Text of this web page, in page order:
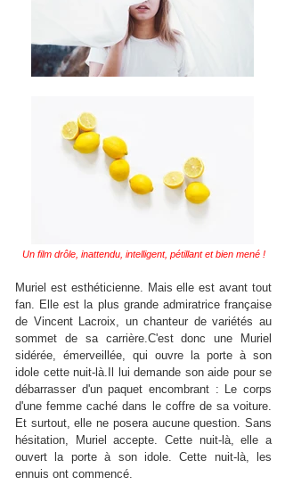
Un film drôle, inattendu, intelligent, pétillant et bien mené !
Muriel est esthéticienne. Mais elle est avant tout
fan. Elle est la plus grande admiratrice française
de Vincent Lacroix, un chanteur de variétés au
sommet de sa carrière.C'est donc une Muriel
sidérée, émerveillée, qui ouvre la porte à son
idole cette nuit-là.Il lui demande son aide pour se
débarrasser d'un paquet encombrant : Le corps
d'une femme caché dans le coffre de sa voiture.
Et surtout, elle ne posera aucune question. Sans
hésitation, Muriel accepte. Cette nuit-là, elle a
ouvert la porte à son idole. Cette nuit-là, les
ennuis ont commencé.